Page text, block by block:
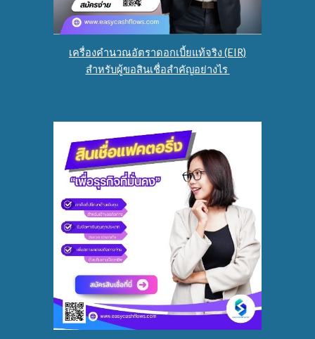
เครื่องคำนวณอัตราดอกเบี้ยแท้จริง (EIR)
สำหรับผู้ขอสินเชื่อสำคัญอย่างไร